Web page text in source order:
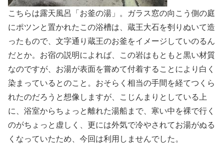
こちらは露天風呂「お釜の湯」。ガラス窓の向こう側の庭
にポツンと置かれたこの浴槽は、蔵王大石を刳りぬいて造
ったもので、文字通り蔵王のお釜をイメージしていのるん
だとか。お宿の説明によれば、この岩はもともと黒い材質
なのですが、お湯が表面を嘗めて付着することにより白く
染まっているとのこと。おそらく相当の手間を経てつくら
れたのだろうと想像しますが、こじんまりとしている上
に、浴室からちょっと離れた湯船まで、寒い中を裸で行く
のがちょっと虚しく、更には外気で冷やされてお湯がぬる
くなっていたため、今回は利用しませんでした。